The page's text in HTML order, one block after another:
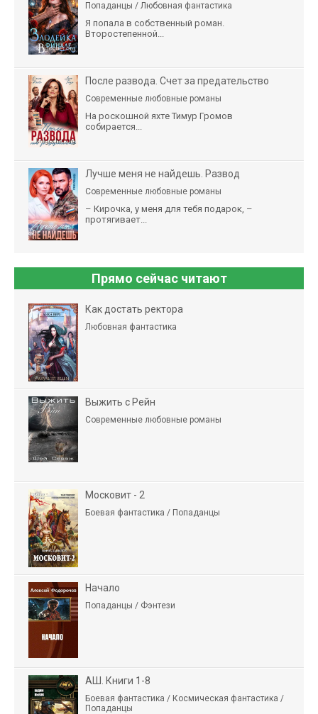
Попаданцы / Любовная фантастика
Я попала в собственный роман.
Второстепенной...
После развода. Счет за предательство
Современные любовные романы
На роскошной яхте Тимур Громов
собирается...
Лучше меня не найдешь. Развод
Современные любовные романы
– Кирочка, у меня для тебя подарок, –
протягивает...
Прямо сейчас читают
Как достать ректора
Любовная фантастика
Выжить с Рейн
Современные любовные романы
Московит - 2
Боевая фантастика / Попаданцы
Начало
Попаданцы / Фэнтези
АШ. Книги 1-8
Боевая фантастика / Космическая фантастика /
Попаданцы